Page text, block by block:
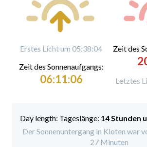
Erstes Licht um 05:38:04
Zeit des Sonnenaufgangs:
06:11:06
Zeit des
Letztes
Tageslänge: 14 Stunden
Der Sonnenuntergang in Kloten war
27 Minuten